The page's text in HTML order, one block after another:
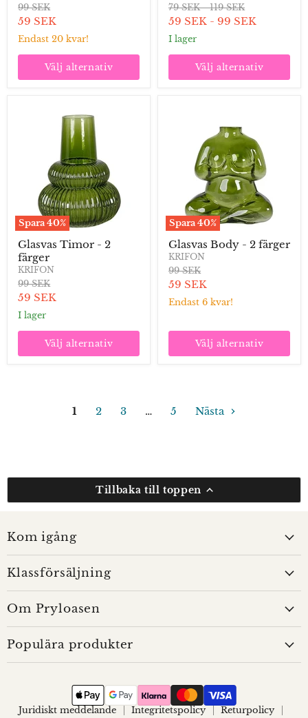
Ordinarie
pris
99 SEK
Aktuellt
pris
59 SEK
Endast 20 kvar!
Välj alternativ
Ordinarie
pris
79 SEK-Ordinarie
pris
119 SEK
59 SEK - 99 SEK
I lager
Välj alternativ
Spara40%
Glasvas Timor - 2
färger
KRIFON
Ordinarie
pris
99 SEK
Aktuellt
pris
59 SEK
I lager
Välj alternativ
Spara40%
Glasvas Body - 2 färger
KRIFON
Ordinarie
pris
99 SEK
Aktuellt
pris
59 SEK
Endast 6 kvar!
Välj alternativ
1 2 3 … 5 Nästa
Tillbaka till toppen
Kom igång
Klassförsäljning
Om Pryloasen
Populära produkter
Juridiskt meddelande Integritetspolicy Returpolicy